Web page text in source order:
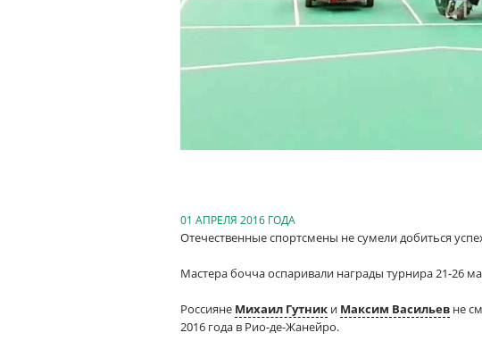
01 АПРЕЛЯ 2016 ГОДА
Отечественные спортсмены не сумели добиться
Мастера бочча оспаривали награды турнира 21-26
Россияне Михаил Гутник и Максим Васильев не
2016 года в Рио-де-Жанейро.